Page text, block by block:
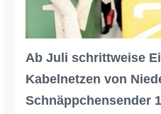
Ab Juli schrittweise
Kabelnetzen von
Schnäppchensender